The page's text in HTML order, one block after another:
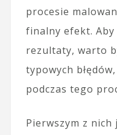
procesie
finalny efekt. Aby
rezultaty, warto
typowych
podczas tego
Pierwszym z nich